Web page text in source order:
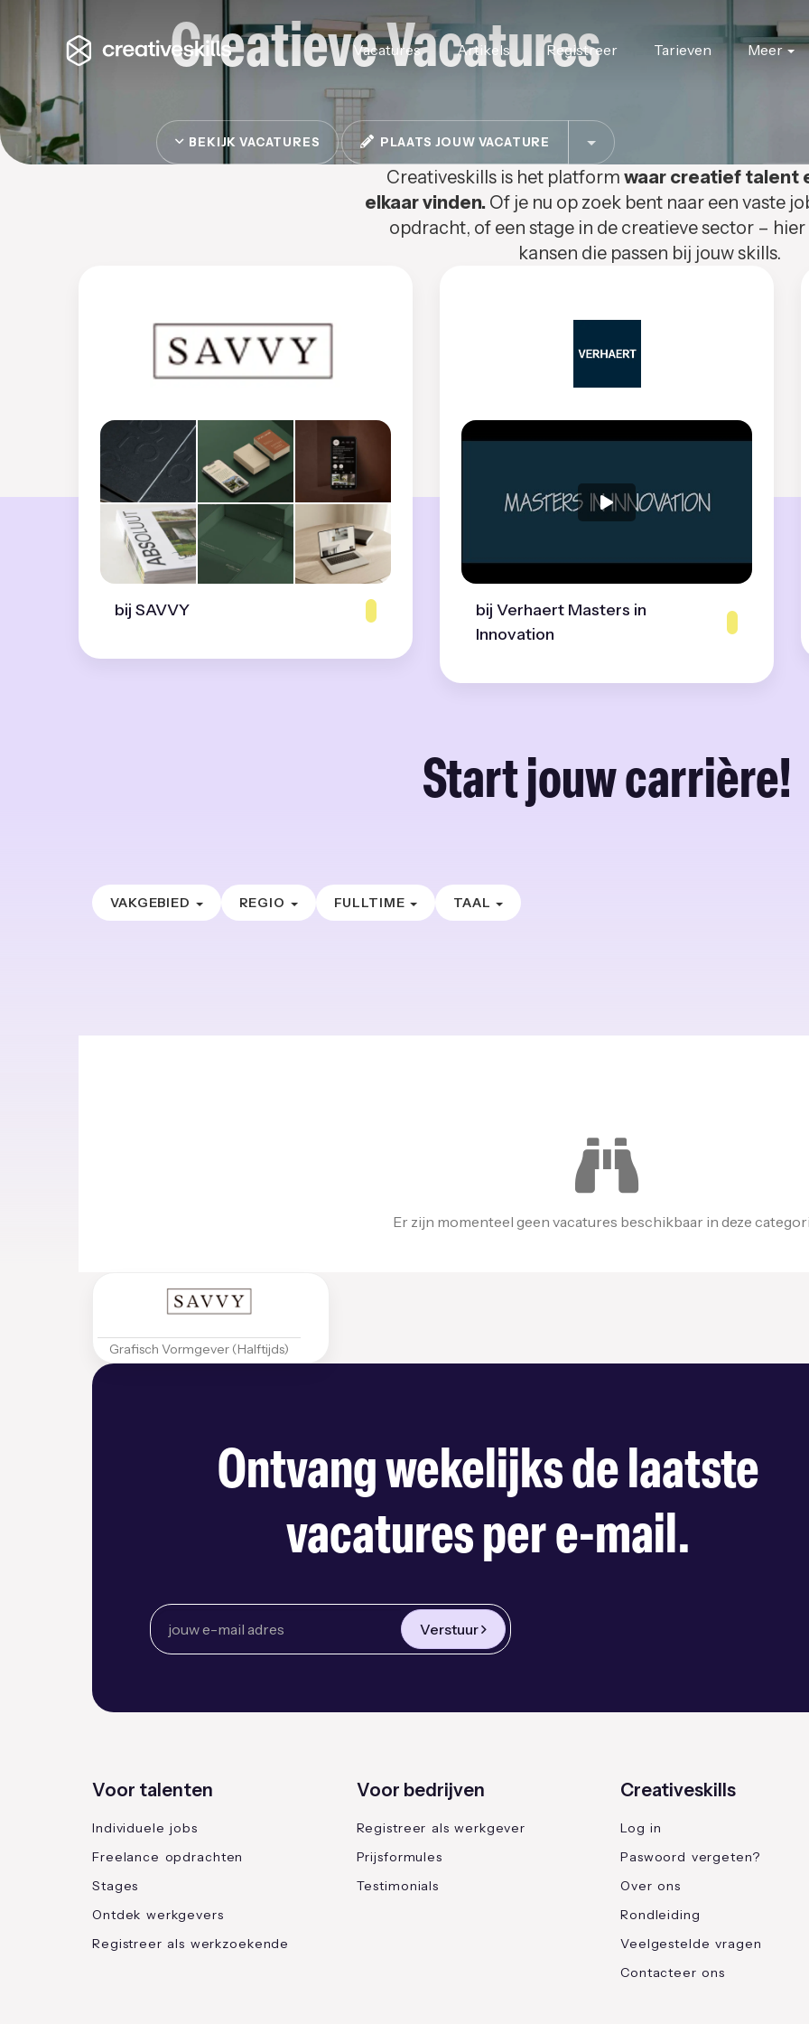
Vacatures Artikels Registreer Tarieven Meer
Creatieve Vacatures
BEKIJK VACATURES PLAATS JOUW VACATURE
Creativeskills is het platform waar creatief talent
elkaar vinden. Of je nu op zoek bent naar een vaste
opdracht, of een stage in de creatieve sector –
kansen die passen bij jouw skills.
bij SAVVY
bij Verhaert Masters in
Innovation
Start jouw carrière!
VAKGEBIED REGIO FULLTIME TAAL
Er zijn momenteel geen vacatures beschikbaar in deze
Grafisch Vormgever (Halftijds)
Ontvang wekelijks de laatste
vacatures per e-mail.
Verstuur
Voor talenten
Individuele jobs
Freelance opdrachten
Stages
Ontdek werkgevers
Registreer als werkzoekende
Voor bedrijven
Registreer als werkgever
Prijsformules
Testimonials
Creativeskills
Log in
Paswoord vergeten?
Over ons
Rondleiding
Veelgestelde vragen
Contacteer ons